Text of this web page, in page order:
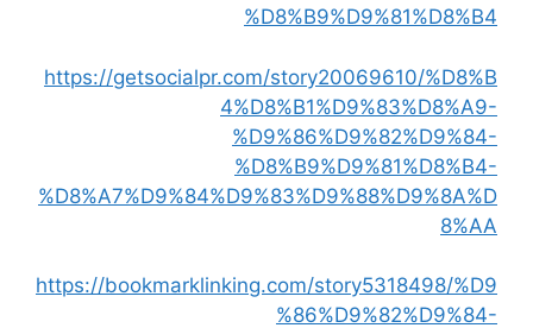
%D8%B9%D9%81%D8%B4
https://getsocialpr.com/story20069610/%D8%B
4%D8%B1%D9%83%D8%A9-
%D9%86%D9%82%D9%84-
%D8%B9%D9%81%D8%B4-
%D8%A7%D9%84%D9%83%D9%88%D9%8A%D
8%AA
https://bookmarklinking.com/story5318498/%D9
%86%D9%82%D9%84-